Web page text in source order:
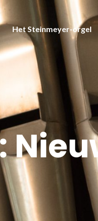
Het Steinmeyer-orgel